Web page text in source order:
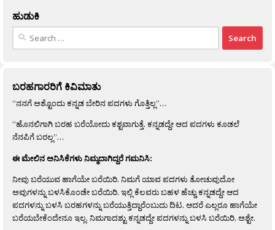
ಹುಡುಕಿ
Search
ಬರಹಗಾರರಿಗೆ ಕಿವಿಮಾತು
“ನನಗೆ ಅಶ್ಟೊಂದು ಕನ್ನಡ ಬೇರಿನ ಪದಗಳು ಗೊತ್ತಿಲ್ಲ”…
“ಹೊನಲಿಗಾಗಿ ಬರಹ ಬರೆಯೋದು ಕಶ್ಟವಾಗುತ್ತೆ. ಕನ್ನಡದ್ದೇ ಆದ ಪದಗಳು ಕೂಡಲೆ
ನೆನಪಿಗೆ ಬರಲ್ಲ”…
ಈ ಮೇಲಿನ ಅನಿಸಿಕೆಗಳು ನಿಮ್ಮದಾಗಿದ್ದರೆ ಗಮನಿಸಿ:
ನೀವು ಬರೆಯುವ ಹಾಗೆಯೇ ಬರೆಯಿರಿ. ನಿಮಗೆ ಯಾವ ಪದಗಳು ತೋಚುವುದೋ
ಅವುಗಳನ್ನು ಬಳಸಿಕೊಂಡೇ ಬರೆಯಿರಿ. ಇಲ್ಲಿ ಕೆಲವರು ಬಹಳ ಹೆಚ್ಚು ಕನ್ನಡದ್ದೇ ಆದ
ಪದಗಳನ್ನು ಬಳಸಿ ಬರಹಗಳನ್ನು ಬರೆಯುತ್ತಿದ್ದಾರೆಂಬುದು ದಿಟ. ಆದರೆ ಎಲ್ಲರೂ ಹಾಗೆಯೇ
ಬರೆಯಬೇಕೆಂದೇನೂ ಇಲ್ಲ. ನಿಮಗಾದಶ್ಟು ಕನ್ನಡದ್ದೇ ಪದಗಳನ್ನು ಬಳಸಿ ಬರೆಯಿರಿ, ಅಶ್ಟೇ.